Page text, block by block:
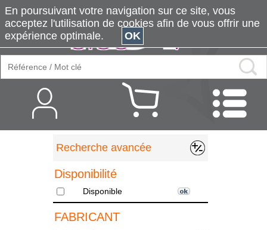
Recherche avancée
Disponibilité
Disponible
FABRICANT
En poursuivant votre navigation sur ce site, vous
acceptez l'utilisation de cookies afin de vous offrir une
expérience optimale.
OK